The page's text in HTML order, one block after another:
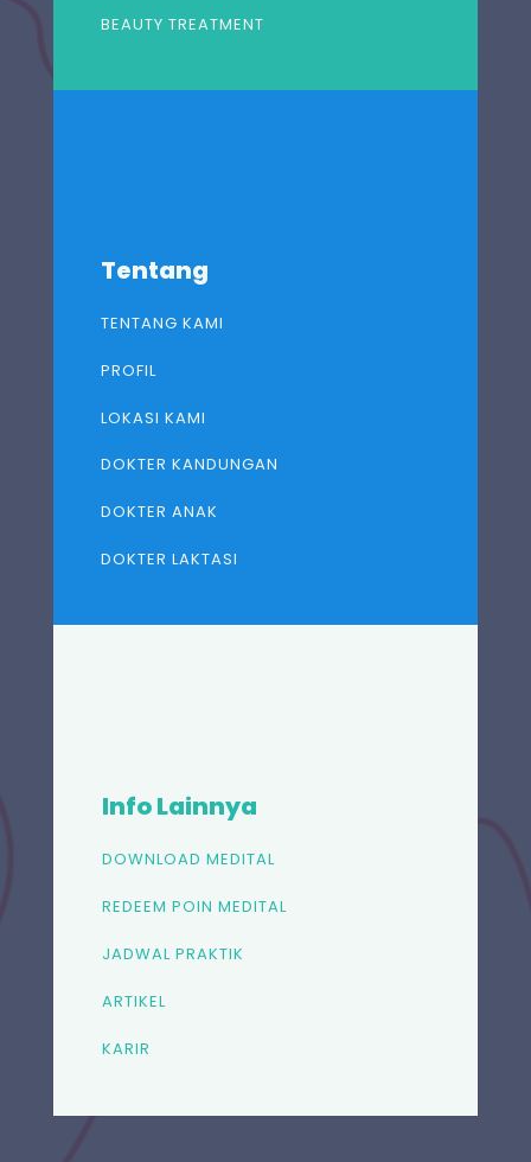
BEAUTY TREATMENT
Tentang
TENTANG KAMI
PROFIL
LOKASI KAMI
DOKTER KANDUNGAN
DOKTER ANAK
DOKTER LAKTASI
Info Lainnya
DOWNLOAD MEDITAL
REDEEM POIN MEDITAL
JADWAL PRAKTIK
ARTIKEL
KARIR